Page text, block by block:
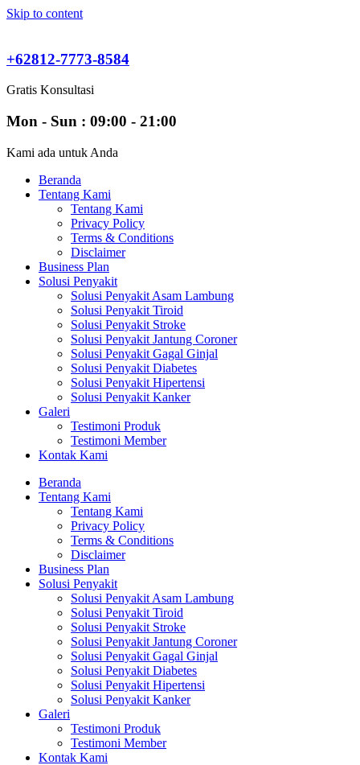
Skip to content
+62812-7773-8584
Gratis Konsultasi
Mon - Sun : 09:00 - 21:00
Kami ada untuk Anda
Beranda
Tentang Kami
Tentang Kami
Privacy Policy
Terms & Conditions
Disclaimer
Business Plan
Solusi Penyakit
Solusi Penyakit Asam Lambung
Solusi Penyakit Tiroid
Solusi Penyakit Stroke
Solusi Penyakit Jantung Coroner
Solusi Penyakit Gagal Ginjal
Solusi Penyakit Diabetes
Solusi Penyakit Hipertensi
Solusi Penyakit Kanker
Galeri
Testimoni Produk
Testimoni Member
Kontak Kami
Beranda
Tentang Kami
Tentang Kami
Privacy Policy
Terms & Conditions
Disclaimer
Business Plan
Solusi Penyakit
Solusi Penyakit Asam Lambung
Solusi Penyakit Tiroid
Solusi Penyakit Stroke
Solusi Penyakit Jantung Coroner
Solusi Penyakit Gagal Ginjal
Solusi Penyakit Diabetes
Solusi Penyakit Hipertensi
Solusi Penyakit Kanker
Galeri
Testimoni Produk
Testimoni Member
Kontak Kami